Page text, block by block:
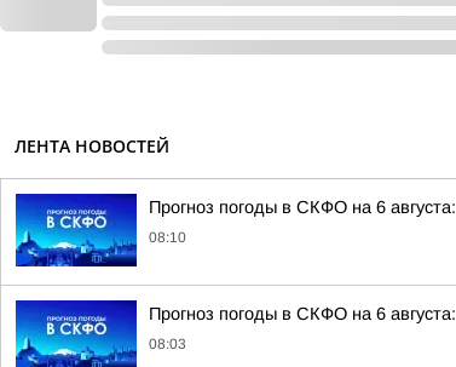
ЛЕНТА НОВОСТЕЙ
Прогноз погоды в СКФО на 6 августа:
08:10
Прогноз погоды в СКФО на 6 августа:
08:03